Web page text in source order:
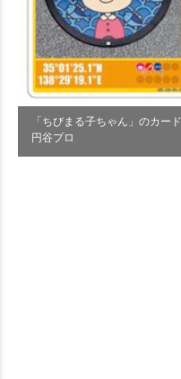
「ちびまる子ちゃん」のカー
円谷プロ